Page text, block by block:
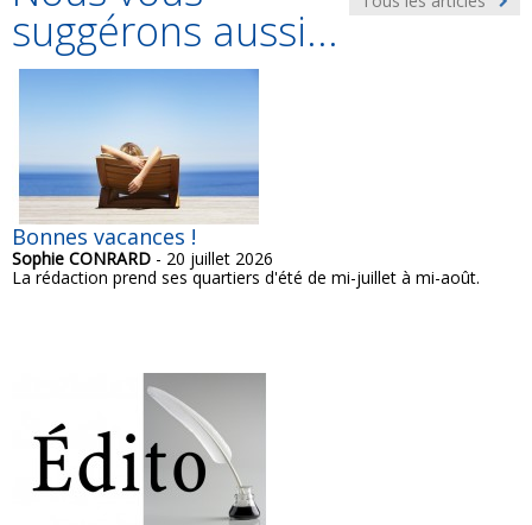
suggérons aussi...
Bonnes vacances !
Sophie CONRARD - 20 juillet 2026
La rédaction prend ses quartiers d'été de mi-juillet à mi-août.